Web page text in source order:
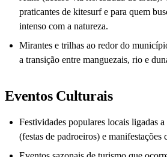
praticantes de kitesurf e para quem
intenso com a natureza.
Mirantes e trilhas ao redor do
a transição entre manguezais, rio e
Eventos Culturais
Festividades populares locais ligadas
(festas de padroeiros) e manifestações